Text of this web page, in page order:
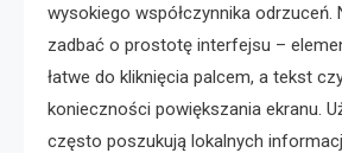
wysokiego współczynnika odrzuceń.
zadbać o prostotę interfejsu –
łatwe do kliknięcia palcem, a tekst
konieczności powiększania ekranu.
często poszukują lokalnych